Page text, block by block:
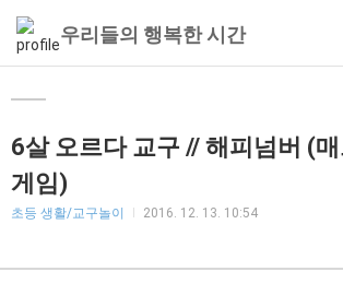
우리들의 행복한 시간
6살 오르다 교구 // 해피넘버 (
게임)
초등 생활/교구놀이 2016. 12. 13. 10:54